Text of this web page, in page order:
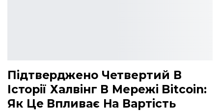
Підтверджено Четвертий В
Історії Халвінг В Мережі Bitcoin:
Як Це Впливає На Вартість